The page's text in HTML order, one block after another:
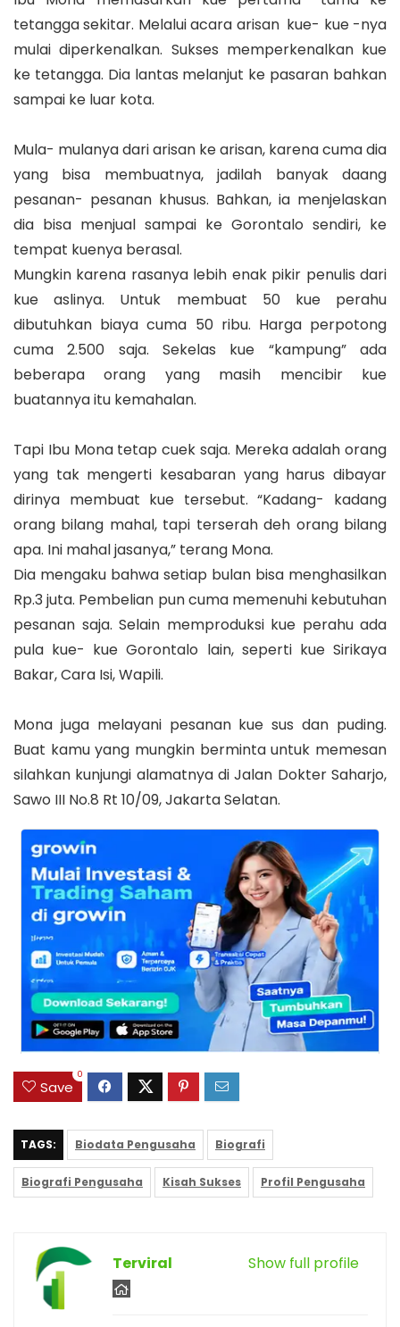
tetangga sekitar. Melalui acara arisan kue- kue -nya
mulai diperkenalkan. Sukses memperkenalkan kue
ke tetangga. Dia lantas melanjut ke pasaran bahkan
sampai ke luar kota.
Mula- mulanya dari arisan ke arisan, karena cuma dia
yang bisa membuatnya, jadilah banyak daang
pesanan- pesanan khusus. Bahkan, ia menjelaskan
dia bisa menjual sampai ke Gorontalo sendiri, ke
tempat kuenya berasal.
Mungkin karena rasanya lebih enak pikir penulis dari
kue aslinya. Untuk membuat 50 kue perahu
dibutuhkan biaya cuma 50 ribu. Harga perpotong
cuma 2.500 saja. Sekelas kue “kampung” ada
beberapa orang yang masih mencibir kue
buatannya itu kemahalan.
Tapi Ibu Mona tetap cuek saja. Mereka adalah orang
yang tak mengerti kesabaran yang harus dibayar
dirinya membuat kue tersebut. “Kadang- kadang
orang bilang mahal, tapi terserah deh orang bilang
apa. Ini mahal jasanya,” terang Mona.
Dia mengaku bahwa setiap bulan bisa menghasilkan
Rp.3 juta. Pembelian pun cuma memenuhi kebutuhan
pesanan saja. Selain memproduksi kue perahu ada
pula kue- kue Gorontalo lain, seperti kue Sirikaya
Bakar, Cara Isi, Wapili.
Mona juga melayani pesanan kue sus dan puding.
Buat kamu yang mungkin berminta untuk memesan
silahkan kunjungi alamatnya di Jalan Dokter Saharjo,
Sawo III No.8 Rt 10/09, Jakarta Selatan.
Save
0
TAGS: Biodata Pengusaha Biografi
Biografi Pengusaha Kisah Sukses Profil Pengusaha
Show full profile
Terviral